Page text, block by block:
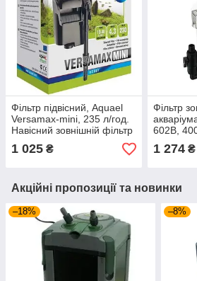
Фільтр підвісний, Aquael
Versamax-mini, 235 л/год.
Навісний зовнішній фільтр
для нано акваріума
1 025 ₴
Фільтр
602B,
1 274₴
Акційні пропозиції та новинки
–18% –8%